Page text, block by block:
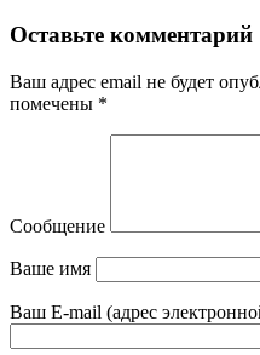
Оставьте комментарий
Ваш адрес email не будет
помечены *
Сообщение
Ваше имя
Ваш E-mail (адрес